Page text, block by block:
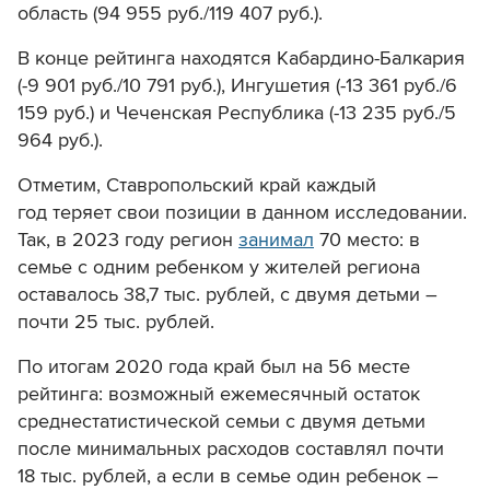
область (94 955 руб./119 407 руб.).
В конце рейтинга находятся Кабардино-Балкария
(-9 901 руб./10 791 руб.), Ингушетия (-13 361 руб./6
159 руб.) и Чеченская Республика (-13 235 руб./5
964 руб.).
Отметим, Ставропольский край каждый
год теряет свои позиции в данном исследовании.
Так, в 2023 году регион занимал 70 место: в
семье с одним ребенком у жителей региона
оставалось 38,7 тыс. рублей, с двумя детьми –
почти 25 тыс. рублей.
По итогам 2020 года край был на 56 месте
рейтинга: возможный ежемесячный остаток
среднестатистической семьи с двумя детьми
после минимальных расходов составлял почти
18 тыс. рублей, а если в семье один ребенок –